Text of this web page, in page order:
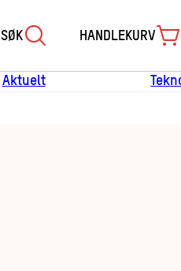
SØK HANDLEKURV
Aktuelt